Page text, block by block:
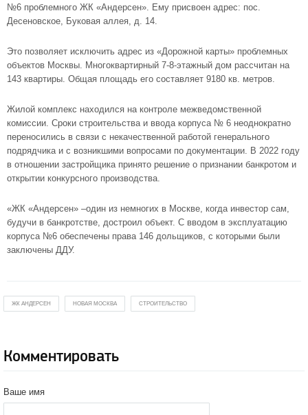
№6 проблемного ЖК «Андерсен». Ему присвоен адрес: пос.
Десеновское, Буковая аллея, д. 14.
Это позволяет исключить адрес из «Дорожной карты» проблемных
объектов Москвы. Многоквартирный 7-8-этажный дом рассчитан на
143 квартиры. Общая площадь его составляет 9180 кв. метров.
Жилой комплекс находился на контроле межведомственной
комиссии. Сроки строительства и ввода корпуса № 6 неоднократно
переносились в связи с некачественной работой генерального
подрядчика и с возникшими вопросами по документации. В 2022 году
в отношении застройщика принято решение о признании банкротом и
открытии конкурсного производства.
«ЖК «Андерсен» –один из немногих в Москве, когда инвестор сам,
будучи в банкротстве, достроил объект. С вводом в эксплуатацию
корпуса №6 обеспечены права 146 дольщиков, с которыми были
заключены ДДУ.
ЖК АНДЕРСЕН НОВАЯ МОСКВА СТРОИТЕЛЬСТВО
Комментировать
Ваше имя